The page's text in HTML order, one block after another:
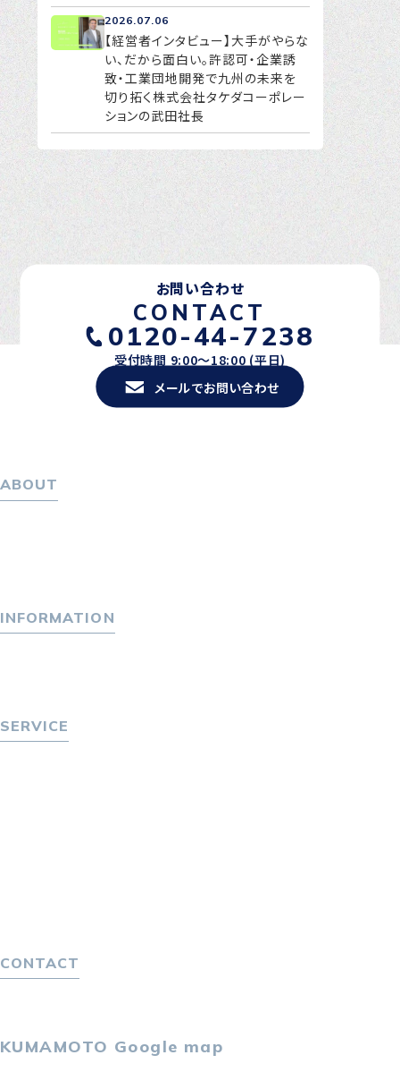
2026.07.06
【経営者インタビュー】大手がやらな
い、だから面白い。許認可・企業誘
致・工業団地開発で九州の未来を
切り拓く株式会社タケダコーポレー
ションの武田社長
お問い合わせ
CONTACT
0120-44-7238
受付時間 9:00〜18:00 (平日)
メールでお問い合わせ
KUMAMOTO Google map
ABOUT
INFORMATION
SERVICE
CONTACT